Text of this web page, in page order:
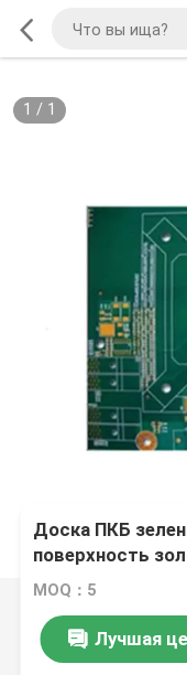
1 / 1
Доска ПКБ
поверхность
печатным
MOQ：5
Лучшая